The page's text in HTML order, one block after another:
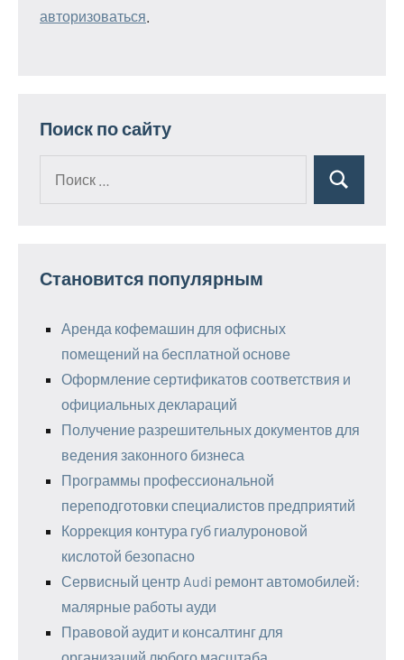
авторизоваться
Поиск по сайту
Поиск
Становится популярным
Аренда кофемашин для офисных
помещений на бесплатной основе
Оформление сертификатов соответствия и
официальных деклараций
Получение разрешительных документов для
ведения законного бизнеса
Программы профессиональной
переподготовки специалистов предприятий
Коррекция контура губ гиалуроновой
кислотой безопасно
Сервисный центр Audi ремонт автомобилей:
малярные работы ауди
Правовой аудит и консалтинг для